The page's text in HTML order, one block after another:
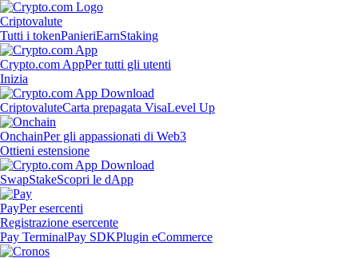
Criptovalute
Tutti i tokenPanieriEarnStaking
Crypto.com AppPer tutti gli utenti
Inizia
CriptovaluteCarta prepagata VisaLevel Up
OnchainPer gli appassionati di Web3
Ottieni estensione
SwapStakeScopri le dApp
PayPer esercenti
Registrazione esercente
Pay TerminalPay SDKPlugin eCommerce